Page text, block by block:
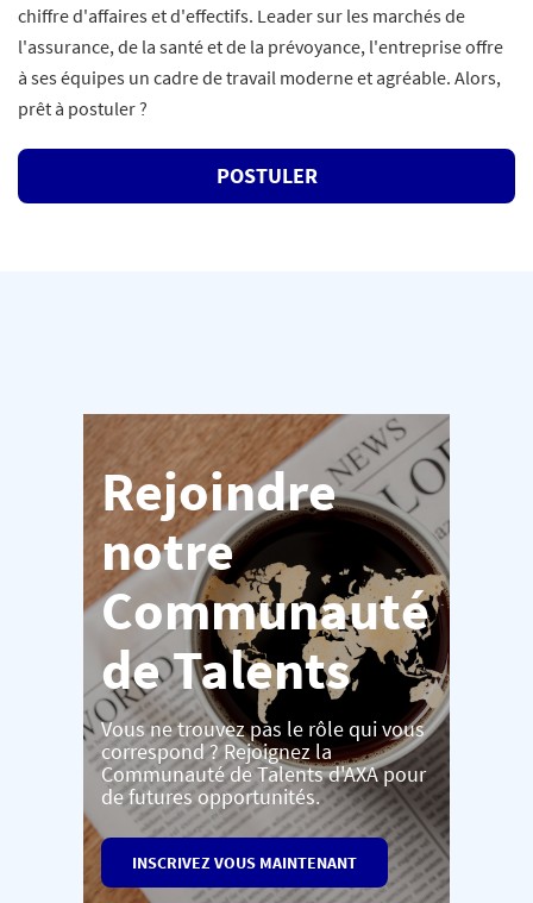
chiffre d'affaires et d'effectifs. Leader sur les marchés de
l'assurance, de la santé et de la prévoyance, l'entreprise offre
à ses équipes un cadre de travail moderne et agréable. Alors,
prêt à postuler ?
POSTULER
Rejoindre
notre
Communauté
de Talents
Vous ne trouvez pas le rôle qui vous
correspond ? Rejoignez la
Communauté de Talents d'AXA pour
de futures opportunités.
INSCRIVEZ VOUS MAINTENANT